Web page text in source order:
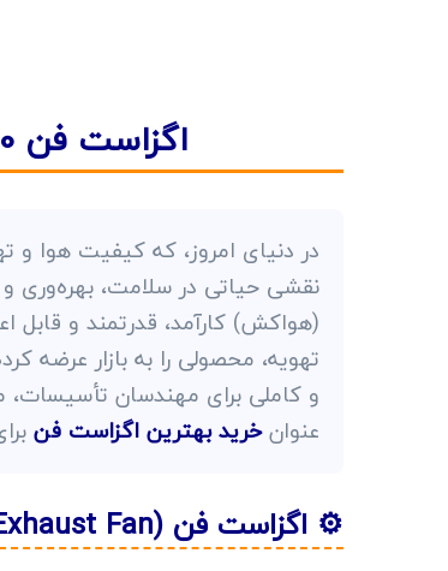
اگزاست فن EFC-300 سری A+
در دنیای امروز، که کیفیت هوا و
نقشی حیاتی در سلامت،
(هواکش) کارآمد، قدرتمند و
تهویه، محصولی را به بازار عرضه
و کاملی برای مهندسان
عنوانخرید بهترین اگزاست فن
⚙️ اگزاست فن (Exhaust Fan) چیست؟ تعریفی فراتر از یک هواکش ساده